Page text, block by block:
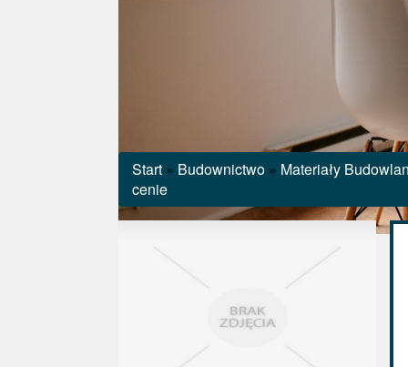
Start » Budownictwo » Materiały
cenie